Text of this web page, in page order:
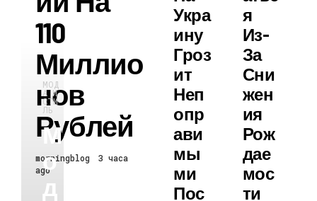
110
Миллио
Нов
Рублей
morningblog
3 часа
ago
Укра
Ину
Гроз
Ит
Неп
Опр
Ави
Мы
Ми
Пос
Я
Из-
За
Сни
Жен
Ия
Рож
Дае
Мос
Ти
МОД
А И
СТИ
ЛЬ
М
О
Д